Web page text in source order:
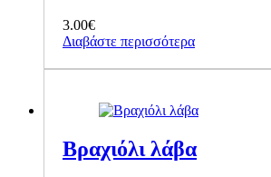
3.00€
Διαβάστε περισσότερα
Βραχιόλι λάβα